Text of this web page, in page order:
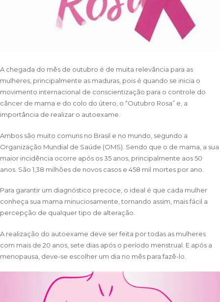
A chegada do mês de outubro é de muita relevância para as
mulheres, principalmente as maduras, pois é quando se inicia o
movimento internacional de conscientização para o controle do
câncer de mama e do colo do útero, o “Outubro Rosa” e, a
importância de realizar o autoexame.
Ambos são muito comuns no Brasil e no mundo, segundo a
Organização Mundial de Saúde (OMS). Sendo que o de mama, a sua
maior incidência ocorre após os 35 anos, principalmente aos 50
anos. São 1,38 milhões de novos casos e 458 mil mortes por ano.
Para garantir um diagnóstico precoce, o ideal é que cada mulher
conheça sua mama minuciosamente, tornando assim, mais fácil a
percepção de qualquer tipo de alteração.
A realização do autoexame deve ser feita por todas as mulheres
com mais de 20 anos, sete dias após o período menstrual. E após a
menopausa, deve-se escolher um dia no mês para fazê-lo.